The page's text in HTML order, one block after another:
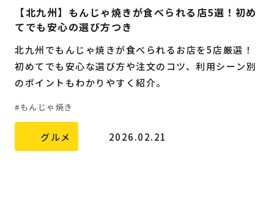
【北九州】もんじゃ焼きが食べられる店5選！初め
てでも安心の選び方つき
北九州でもんじゃ焼きが食べられるお店を5店厳選！
初めてでも安心な選び方や注文のコツ、利用シーン別
のポイントもわかりやすく紹介。
もんじゃ焼き
グルメ 2026.02.21